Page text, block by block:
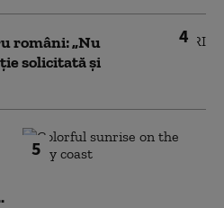
4
români: „Nu
solicitată și
5